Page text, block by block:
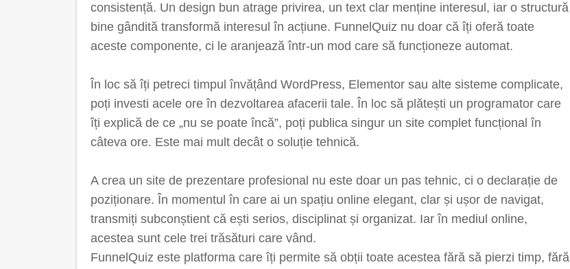
consistență. Un design bun atrage privirea, un text clar menține interesul, iar o structură
bine gândită transformă interesul în acțiune. FunnelQuiz nu doar că îți oferă toate
aceste componente, ci le aranjează într-un mod care să funcționeze automat.
În loc să îți petreci timpul învățând WordPress, Elementor sau alte sisteme complicate,
poți investi acele ore în dezvoltarea afacerii tale. În loc să plătești un programator care
îți explică de ce „nu se poate încă”, poți publica singur un site complet funcțional în
câteva ore. Este mai mult decât o soluție tehnică.
A crea un site de prezentare profesional nu este doar un pas tehnic, ci o declarație de
poziționare. În momentul în care ai un spațiu online elegant, clar și ușor de navigat,
transmiți subconștient că ești serios, disciplinat și organizat. Iar în mediul online,
acestea sunt cele trei trăsături care vând.
FunnelQuiz este platforma care îți permite să obții toate acestea fără să pierzi timp, fără